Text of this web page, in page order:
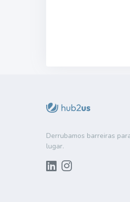
Derrubamos barreiras
lugar.